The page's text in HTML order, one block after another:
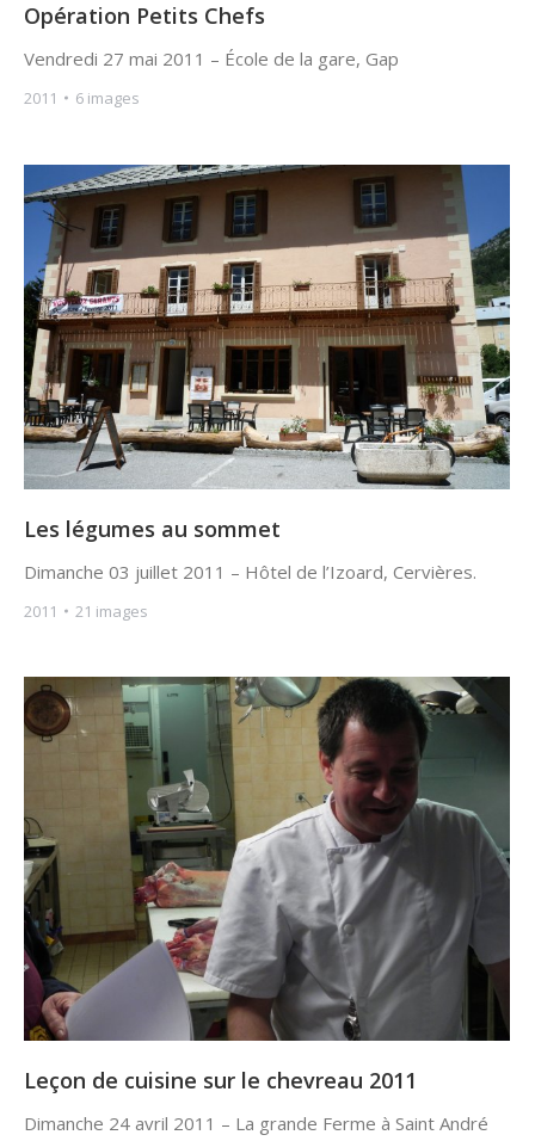
Opération Petits Chefs
Vendredi 27 mai 2011 – École de la gare, Gap
2011 6 images
Les légumes au sommet
Dimanche 03 juillet 2011 – Hôtel de l’Izoard, Cervières.
2011 21 images
Leçon de cuisine sur le chevreau 2011
Dimanche 24 avril 2011 – La grande Ferme à Saint André